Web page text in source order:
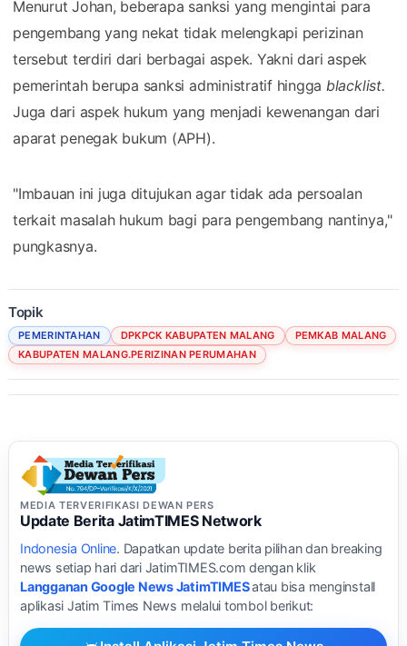
Menurut Johan, beberapa sanksi yang mengintai para
pengembang yang nekat tidak melengkapi perizinan
tersebut terdiri dari berbagai aspek. Yakni dari aspek
pemerintah berupa sanksi administratif hingga blacklist.
Juga dari aspek hukum yang menjadi kewenangan dari
aparat penegak bukum (APH).
"Imbauan ini juga ditujukan agar tidak ada persoalan
terkait masalah hukum bagi para pengembang nantinya,"
pungkasnya.
Topik
PEMERINTAHAN DPKPCK KABUPATEN MALANG
PEMKAB MALANG
KABUPATEN MALANG.PERIZINAN PERUMAHAN
MEDIA TERVERIFIKASI DEWAN PERS
Update Berita JatimTIMES Network
Indonesia Online. Dapatkan update berita pilihan dan breaking
news setiap hari dari JatimTIMES.com dengan klik
Langganan Google News JatimTIMESatau bisa menginstall
aplikasi Jatim Times News melalui tombol berikut: